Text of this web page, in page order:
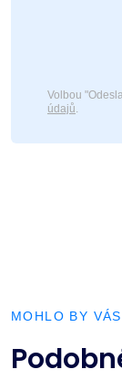
Volbou
údajů.
MOHLO BY